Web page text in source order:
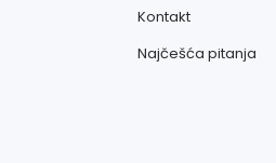
Kontakt
Najčešća pitanja